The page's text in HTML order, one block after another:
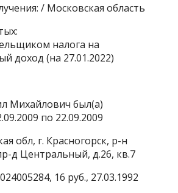
/ Московская область
налога на
доход (на 27.01.2022)
Михайлович был(а)
по 22.09.2009
обл, г. Красногорск, р-н
д Центральный, д.26, кв.7
16 руб., 27.03.1992